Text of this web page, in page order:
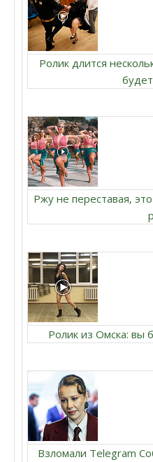
Ролик длится
Ржу не переставая,
Ролик из Омска: вы
Взломали Telegram